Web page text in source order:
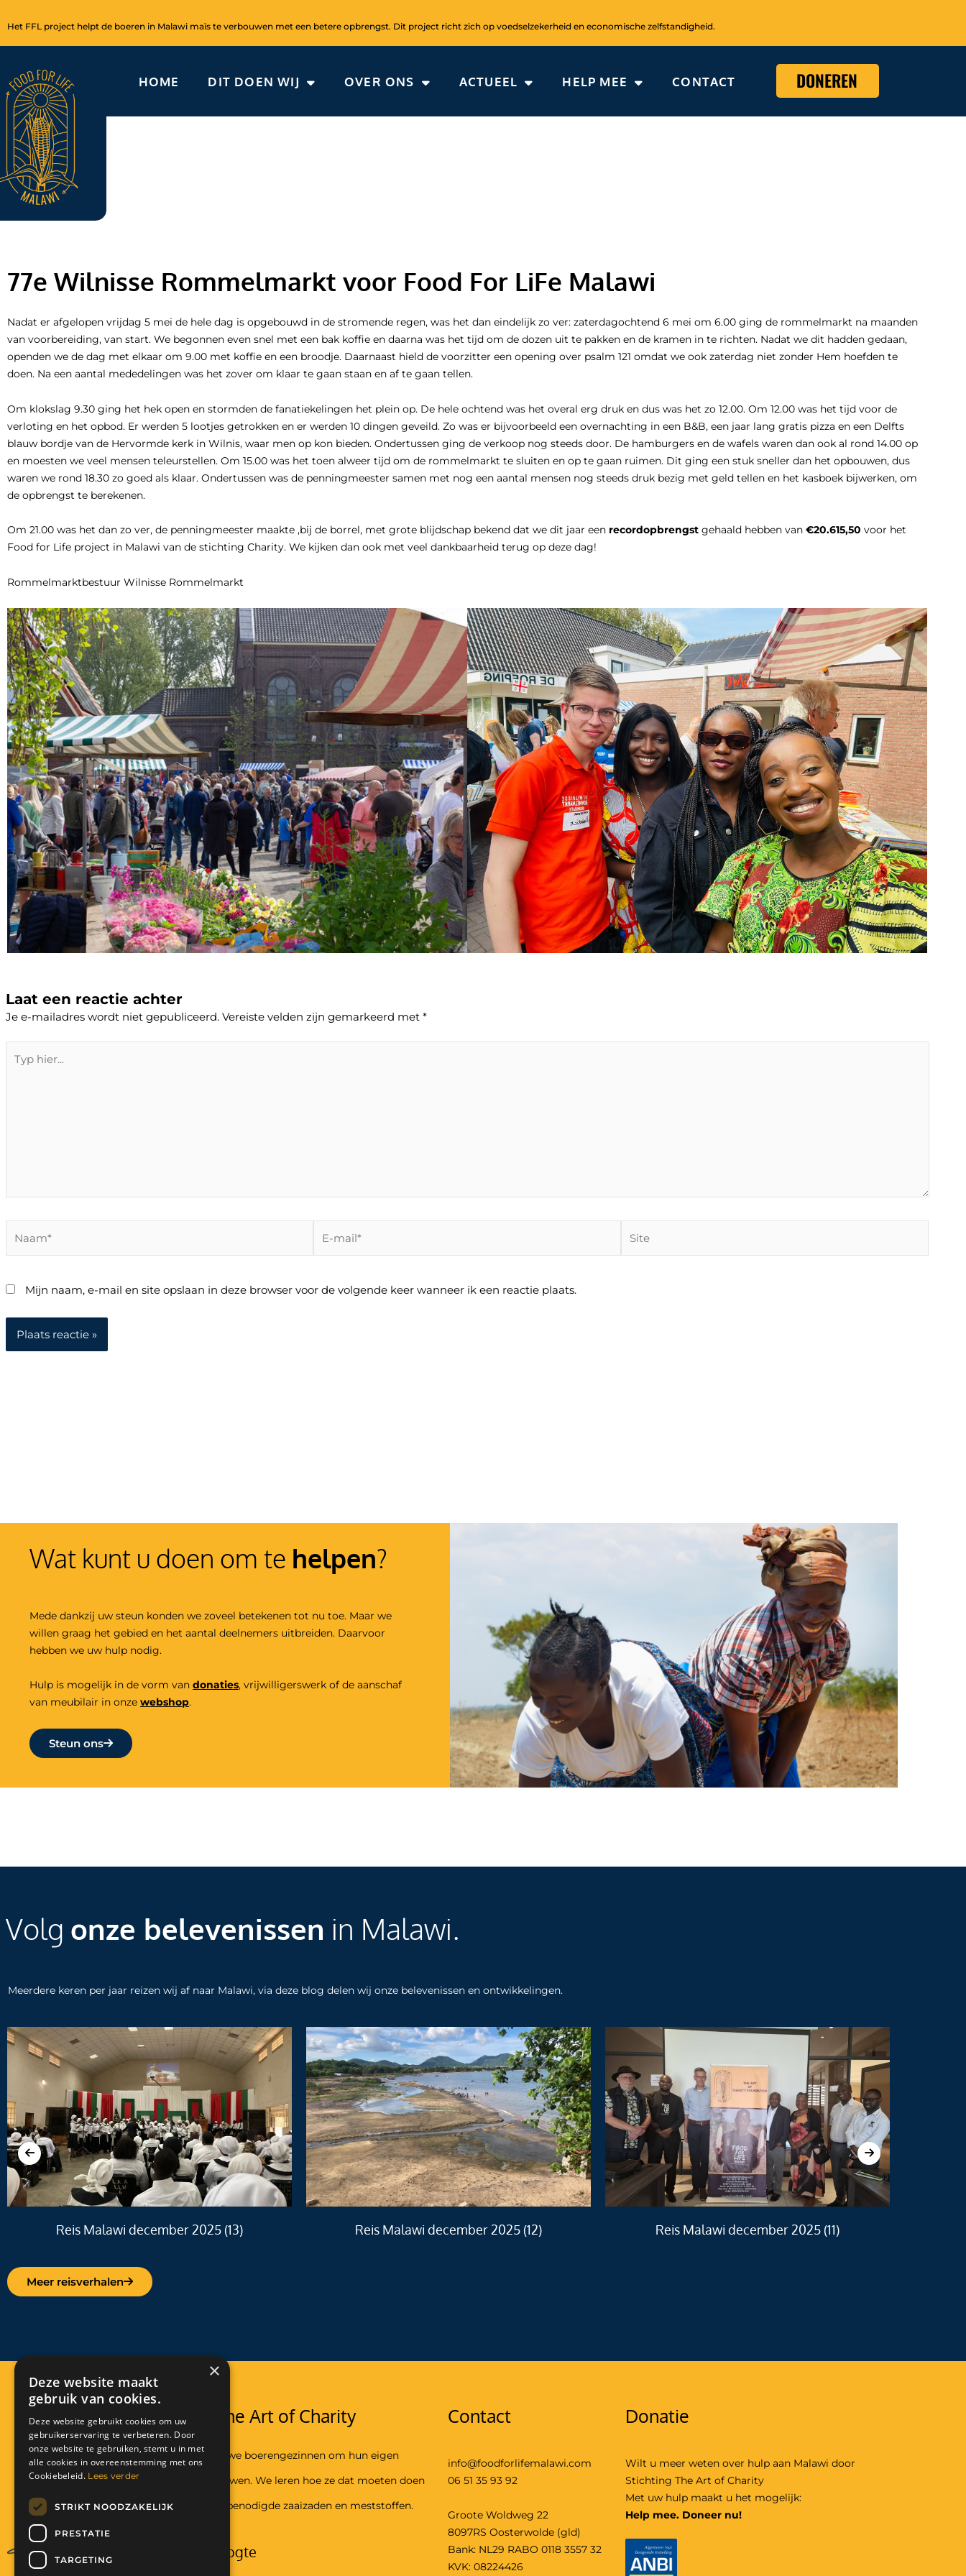
naar
Het FFL project helpt de boeren in Malawi maïs te verbouwen met een betere opbrengst. Dit project richt zich op voedselzekerheid en economische zelfstandigheid.
HOME DIT DOEN WIJ OVER ONS ACTUEEL HELP MEE CONTACT DONEREN
77e Wilnisse Rommelmarkt voor Food For LiFe Malawi
Nadat er afgelopen vrijdag 5 mei de hele dag is opgebouwd in de stromende regen, was het dan eindelijk zo ver: zaterdagochtend 6 mei om 6.00 ging de rommelmarkt na maanden
van voorbereiding, van start. We begonnen even snel met een bak koffie en daarna was het tijd om de dozen uit te pakken en de kramen in te richten. Nadat we dit hadden gedaan,
openden we de dag met elkaar om 9.00 met koffie en een broodje. Daarnaast hield de voorzitter een opening over psalm 121 omdat we ook zaterdag niet zonder Hem hoefden te
doen. Na een aantal mededelingen was het zover om klaar te gaan staan en af te gaan tellen.
Om klokslag 9.30 ging het hek open en stormden de fanatiekelingen het plein op. De hele ochtend was het overal erg druk en dus was het zo 12.00. Om 12.00 was het tijd voor de
verloting en het opbod. Er werden 5 lootjes getrokken en er werden 10 dingen geveild. Zo was er bijvoorbeeld een overnachting in een B&B, een jaar lang gratis pizza en een Delfts
blauw bordje van de Hervormde kerk in Wilnis, waar men op kon bieden. Ondertussen ging de verkoop nog steeds door. De hamburgers en de wafels waren dan ook al rond 14.00 op
en moesten we veel mensen teleurstellen. Om 15.00 was het toen alweer tijd om de rommelmarkt te sluiten en op te gaan ruimen. Dit ging een stuk sneller dan het opbouwen, dus
waren we rond 18.30 zo goed als klaar. Ondertussen was de penningmeester samen met nog een aantal mensen nog steeds druk bezig met geld tellen en het kasboek bijwerken, om
de opbrengst te berekenen.
Om 21.00 was het dan zo ver, de penningmeester maakte ,bij de borrel, met grote blijdschap bekend dat we dit jaar een recordopbrengst gehaald hebben van €20.615,50 voor het
Food for Life project in Malawi van de stichting Charity. We kijken dan ook met veel dankbaarheid terug op deze dag!
Rommelmarktbestuur Wilnisse Rommelmarkt
Laat een reactie achter
Je e-mailadres wordt niet gepubliceerd. Vereiste velden zijn gemarkeerd met *
hier...
mail*
Mijn naam, e-mail en site opslaan in deze browser voor de volgende keer wanneer ik een reactie plaats.
Wat kunt u doen om te helpen?
Mede dankzij uw steun konden we zoveel betekenen tot nu toe. Maar we
willen graag het gebied en het aantal deelnemers uitbreiden. Daarvoor
hebben we uw hulp nodig.
Hulp is mogelijk in de vorm van donaties, vrijwilligerswerk of de aanschaf
van meubilair in onze webshop.
Steun ons
Volg onze belevenissen in Malawi.
Meerdere keren per jaar reizen wij af naar Malawi, via deze blog delen wij onze belevenissen en ontwikkelingen.
Reis Malawi december 2025 (13) Reis Malawi december 2025 (12) Reis Malawi december 2025 (11)
Meer reisverhalen
Stichting The Art of Charity
In Malawi helpen we boerengezinnen om hun eigen
voedsel te verbouwen. We leren hoe ze dat moeten doen
en geven hun de benodigde zaaizaden en meststoffen.
Blijf op de hoogte
Contact
info@foodforlifemalawi.com
06 51 35 93 92
Groote Woldweg 22
8097RS Oosterwolde (gld)
Bank: NL29 RABO 0118 3557 32
KVK: 08224426
Donatie
Wilt u meer weten over hulp aan Malawi door
Stichting The Art of Charity
Met uw hulp maakt u het mogelijk:
Help mee. Doneer nu!
×
Deze website maakt
gebruik van cookies.
Deze website gebruikt cookies om uw
gebruikerservaring te verbeteren. Door
onze website te gebruiken, stemt u in met
alle cookies in overeenstemming met ons
Cookiebeleid. Lees verder
STRIKT NOODZAKELIJK
PRESTATIE
TARGETING